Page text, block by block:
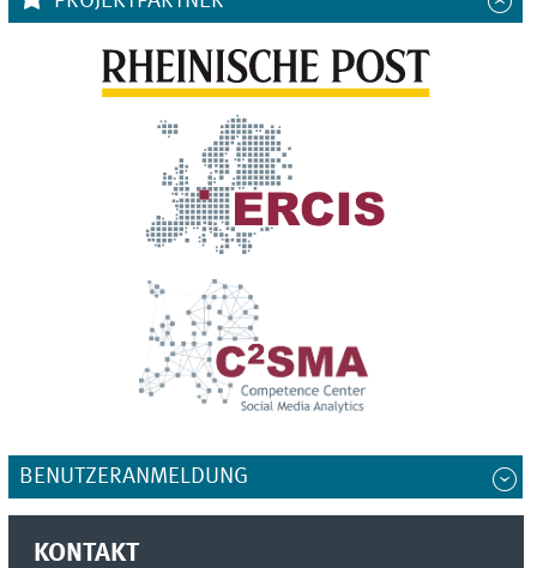
BENUTZERANMELDUNG
KONTAKT